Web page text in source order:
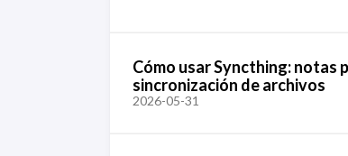
Cómo usar Syncthing: notas
sincronización de archivos
2026-05-31